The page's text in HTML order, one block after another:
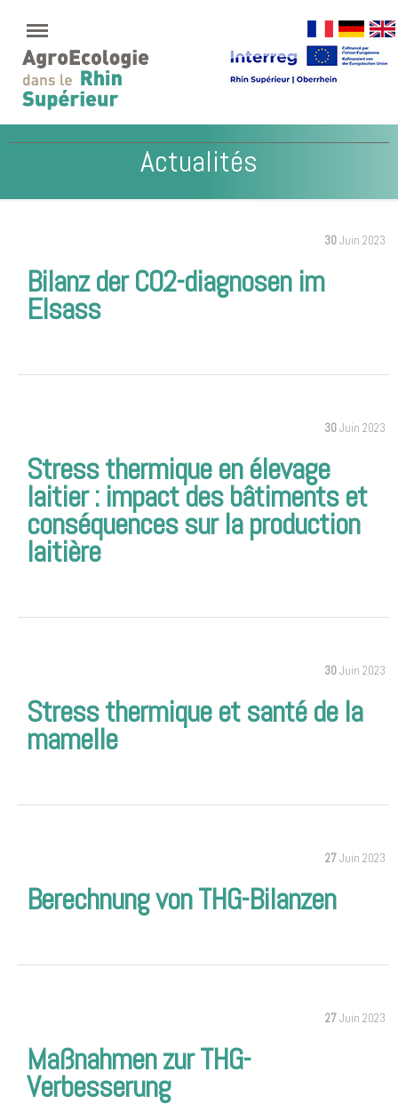
Actualités
30Juin 2023
Bilanz der CO2-diagnosen im
Elsass
30Juin 2023
Stress thermique en élevage
laitier : impact des bâtiments et
conséquences sur la production
laitière
30Juin 2023
Stress thermique et santé de la
mamelle
27Juin 2023
Berechnung von THG-Bilanzen
27Juin 2023
Maßnahmen zur THG-
Verbesserung